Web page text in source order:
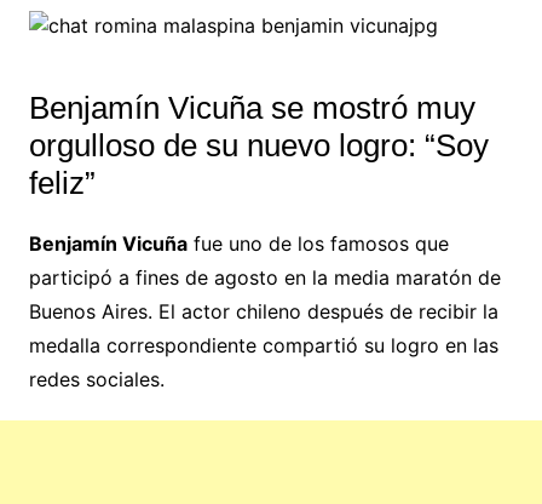
Benjamín Vicuña se mostró muy
orgulloso de su nuevo logro: “Soy
feliz”
Benjamín Vicuñafue uno de los famosos que
participó a fines de agosto en la media maratón de
Buenos Aires. El actor chileno después de recibir la
medalla correspondiente compartió su logro en las
redes sociales.